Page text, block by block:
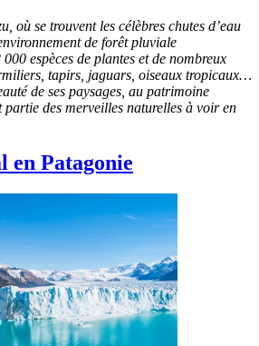
où se trouvent les célèbres chutes d’eau
de forêt pluviale
espèces de plantes et de nombreux
tapirs, jaguars, oiseaux tropicaux…
de ses paysages, au patrimoine
des merveilles naturelles à voir en
en Patagonie